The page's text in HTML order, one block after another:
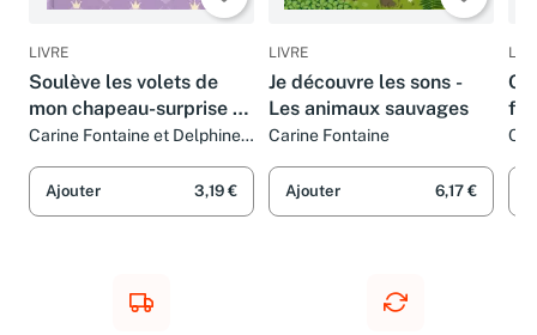
LIVRE
Soulève les volets de
mon chapeau-surprise -
La princesse
Carine Fontaine et Delphine
Ajouter 3,19 €
LIVRE
Je découvre les sons -
Les animaux sauvages
Carine Fontaine
Ajouter 6,17 €